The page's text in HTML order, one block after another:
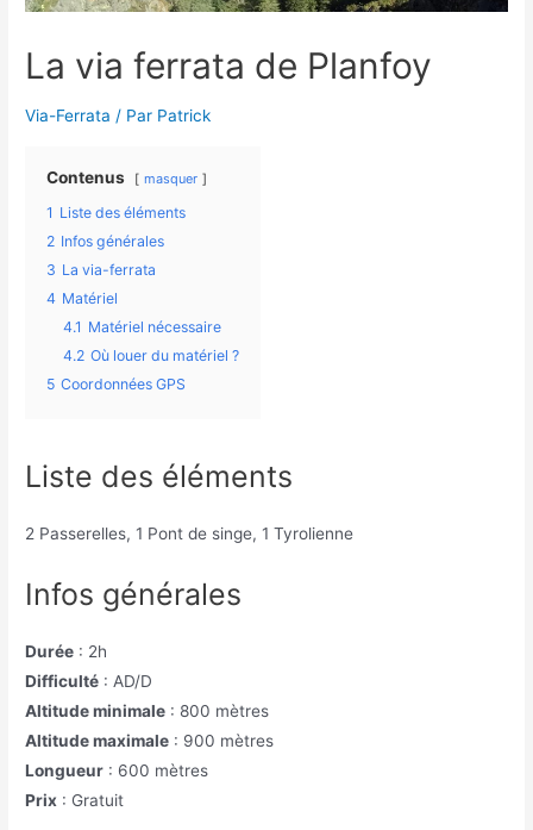
La via ferrata de Planfoy
Via-Ferrata / Par Patrick
Contenus masquer
1 Liste des éléments
2 Infos générales
3 La via-ferrata
4 Matériel
4.1 Matériel nécessaire
4.2 Où louer du matériel ?
5 Coordonnées GPS
Liste des éléments
2 Passerelles, 1 Pont de singe, 1 Tyrolienne
Infos générales
Durée : 2h
Difficulté : AD/D
Altitude minimale : 800 mètres
Altitude maximale : 900 mètres
Longueur : 600 mètres
Prix : Gratuit